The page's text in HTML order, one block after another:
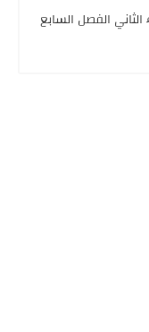
الفصل السابع